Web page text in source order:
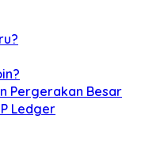
Pergerakan Besar
Ledger